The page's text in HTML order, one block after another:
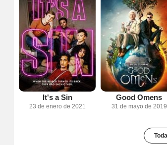
It's a Sin
23 de enero de 2021
Good Omens
31 de mayo de 2019